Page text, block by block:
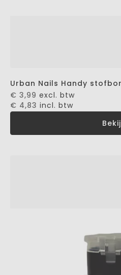
Urban Nails Handy
€ 3,99 excl. btw
€ 4,83 incl. btw